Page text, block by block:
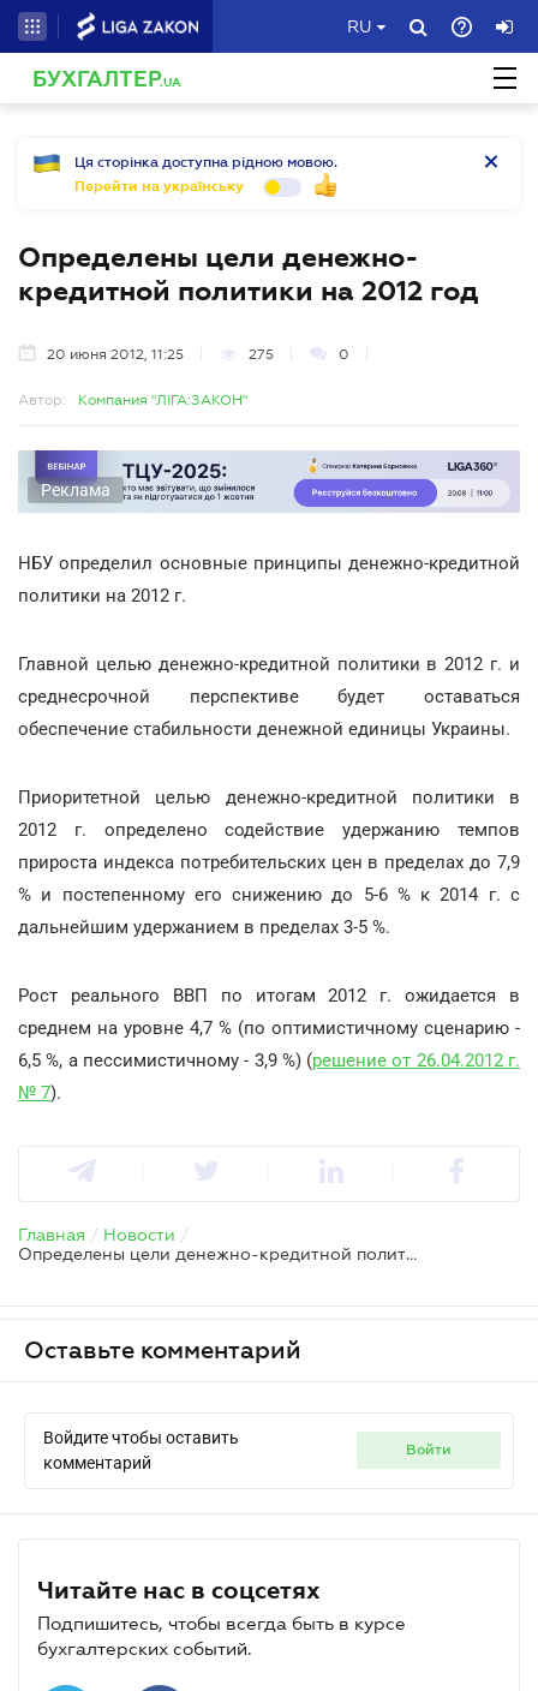
RU
БУХГАЛТЕР.UA
Ця сторінка доступна рідною мовою.
Перейти на українську
Определены цели денежно-
кредитной политики на 2012 год
20 июня 2012, 11:25 275 0
Автор: Компания "ЛІГА:ЗАКОН"
Реклама
НБУ определил основные принципы денежно-кредитной
политики на 2012 г.
Главной целью денежно-кредитной политики в 2012 г. и
среднесрочной перспективе будет оставаться
обеспечение стабильности денежной единицы Украины.
Приоритетной целью денежно-кредитной политики в
2012 г. определено содействие удержанию темпов
прироста индекса потребительских цен в пределах до 7,9
% и постепенному его снижению до 5-6 % к 2014 г. с
дальнейшим удержанием в пределах 3-5 %.
Рост реального ВВП по итогам 2012 г. ожидается в
среднем на уровне 4,7 % (по оптимистичному сценарию -
6,5 %, а пессимистичному - 3,9 %) (решение от 26.04.2012 г.
№ 7).
Главная / Новости /
Определены цели денежно-кредитной политики на 2012 год
Оставьте комментарий
Войдите чтобы оставить
комментарий
войти
Читайте нас в соцсетях
Подпишитесь, чтобы всегда быть в курсе
бухгалтерских событий.